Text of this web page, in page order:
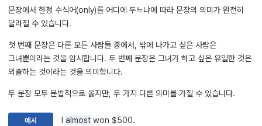
문장에서 한정 수식어(only)를 어디에 두느냐에 따라 문장의 의미가 완전히
달라질 수 있습니다.
첫 번째 문장은 다른 모든 사람들 중에서, 밖에 나가고 싶은 사람은
그녀뿐이라는 것을 암시합니다. 두 번째 문장은 그녀가 하고 싶은 유일한 것은
외출하는 것이라는 것을 의미합니다.
두 문장 모두 문법적으로 옳지만, 두 가지 다른 의미를 가질 수 있습니다.
예시 almost won $500.